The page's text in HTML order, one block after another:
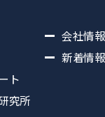
ト
究所
会社情報
新着情報